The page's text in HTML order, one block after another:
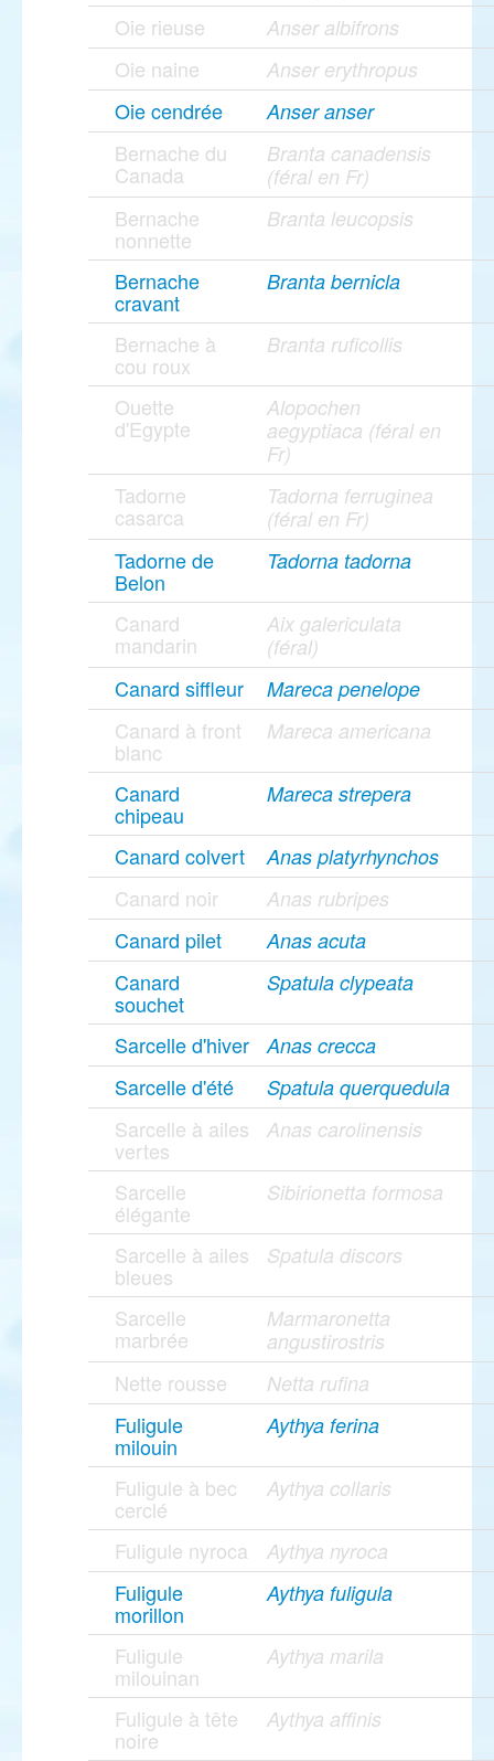
Oie rieuse Anser albifrons
Oie naine Anser erythropus
Oie cendrée Anser anser
Bernache du
Canada
Branta canadensis
(féral en Fr)
Bernache
nonnette
Branta leucopsis
Bernache
cravant
Branta bernicla
Bernache à
cou roux
Branta ruficollis
Ouette
d'Egypte
Alopochen
aegyptiaca (féral en
Fr)
Tadorne
casarca
Tadorna ferruginea
(féral en Fr)
Tadorne de
Belon
Tadorna tadorna
Canard
mandarin
Aix galericulata
(féral)
Canard siffleur Mareca penelope
Canard à front
blanc
Mareca americana
Canard
chipeau
Mareca strepera
Canard colvert Anas platyrhynchos
Canard noir Anas rubripes
Canard pilet Anas acuta
Canard
souchet
Spatula clypeata
Sarcelle d'hiver Anas crecca
Sarcelle d'été Spatula querquedula
Sarcelle à ailes
vertes
Anas carolinensis
Sarcelle
élégante
Sibirionetta formosa
Sarcelle à ailes
bleues
Spatula discors
Sarcelle
marbrée
Marmaronetta
angustirostris
Nette rousse Netta rufina
Fuligule
milouin
Aythya ferina
Fuligule à bec
cerclé
Aythya collaris
Fuligule nyroca Aythya nyroca
Fuligule
morillon
Aythya fuligula
Fuligule
milouinan
Aythya marila
Fuligule à tête
noire
Aythya affinis